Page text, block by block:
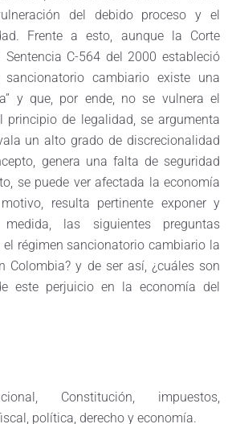
del debido proceso y el
Frente a esto, aunque la Corte
C-564 del 2000 estableció
cambiario existe una
y que, por ende, no se vulnera el
principio de legalidad, se argumenta
un alto grado de discrecionalidad
genera una falta de seguridad
se puede ver afectada la economía
resulta pertinente exponer y
las siguientes preguntas
el régimen sancionatorio cambiario la
Colombia? y de ser así, ¿cuáles son
este perjuicio en la economía del
Constitución, impuestos,
política, derecho y economía.